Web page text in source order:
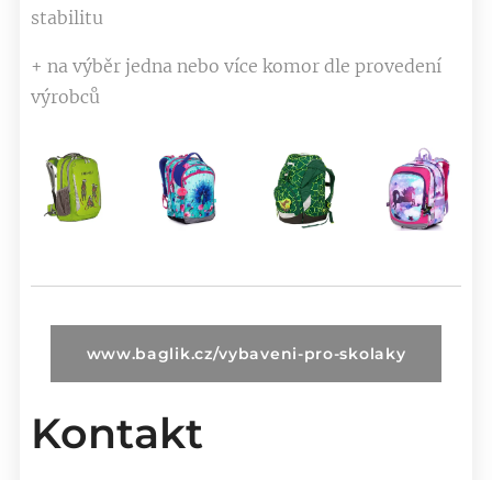
stabilitu
+ na výběr jedna nebo více komor dle provedení
výrobců
www.baglik.cz/vybaveni-pro-skolaky
Kontakt